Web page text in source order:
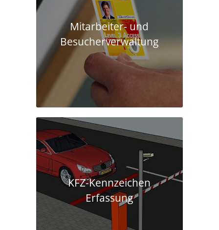
Mitarbeiter- und
Besucherverwaltung
KFZ-Kennzeichen
Erfassung